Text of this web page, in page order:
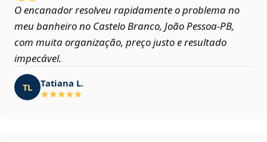
O encanador resolveu rapidamente o problema no
meu banheiro no Castelo Branco, João Pessoa‑PB,
com muita organização, preço justo e resultado
impecável.
TL Tatiana L.